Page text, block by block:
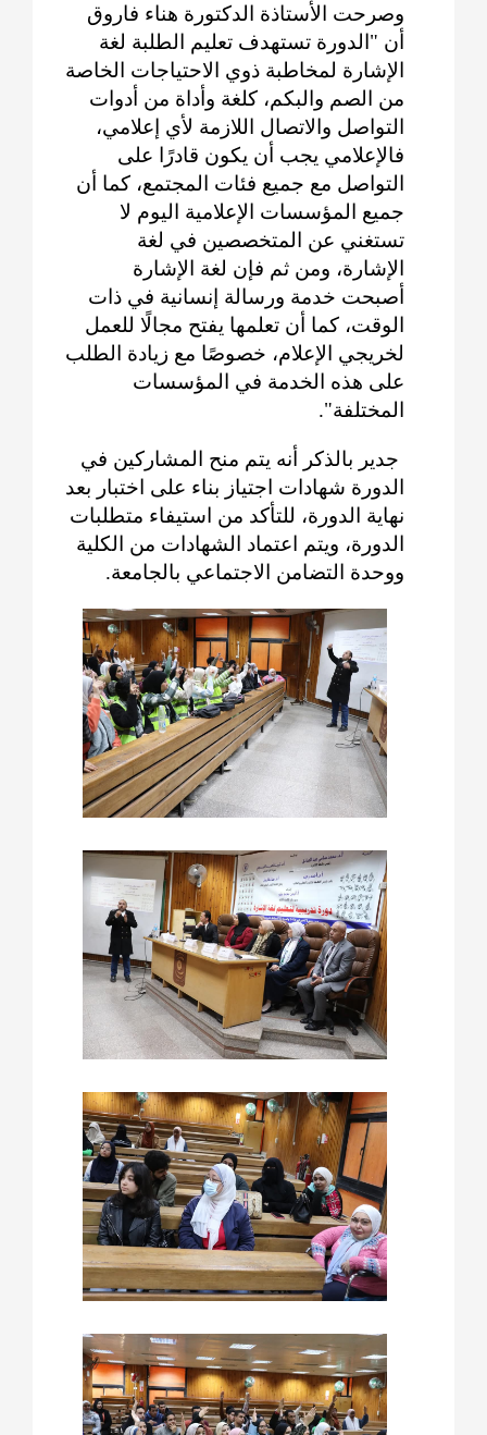
وصرحت الأستاذة الدكتورة هناء فاروق
أن "الدورة تستهدف تعليم الطلبة لغة
الإشارة لمخاطبة ذوي الاحتياجات الخاصة
من الصم والبكم، كلغة وأداة من أدوات
التواصل والاتصال اللازمة لأي إعلامي،
فالإعلامي يجب أن يكون قادرًا على
التواصل مع جميع فئات المجتمع، كما أن
جميع المؤسسات الإعلامية اليوم لا
تستغني عن المتخصصين في لغة
الإشارة، ومن ثم فإن لغة الإشارة
أصبحت خدمة ورسالة إنسانية في ذات
الوقت، كما أن تعلمها يفتح مجالًا للعمل
لخريجي الإعلام، خصوصًا مع زيادة الطلب
على هذه الخدمة في المؤسسات
المختلفة".
جدير بالذكر أنه يتم منح المشاركين في
الدورة شهادات اجتياز بناء على اختبار بعد
نهاية الدورة، للتأكد من استيفاء متطلبات
الدورة، ويتم اعتماد الشهادات من الكلية
ووحدة التضامن الاجتماعي بالجامعة.